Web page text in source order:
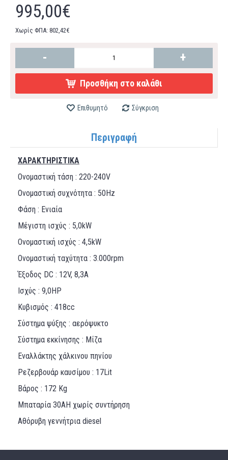
995,00€
Χωρίς ΦΠΑ: 802,42€
- +
Προσθήκη στο καλάθι
Επιθυμητό Σύγκριση
Περιγραφή
ΧΑΡΑΚΤΗΡΙΣΤΙΚΑ
Ονομαστική τάση : 220-240V
Ονομαστική συχνότητα : 50Hz
Φάση : Ενιαία
Μέγιστη ισχύς : 5,0kW
Ονομαστική ισχύς : 4,5kW
Ονομαστική ταχύτητα : 3.000rpm
Έξοδος DC : 12V, 8,3A
Ισχύς : 9,0HP
Κυβισμός : 418cc
Σύστημα ψύξης : αερόψυκτο
Σύστημα εκκίνησης : Μίζα
Εναλλάκτης χάλκινου πηνίου
Ρεζερβουάρ καυσίμου : 17Lit
Βάρος : 172 Κg
Μπαταρία 30AH χωρίς συντήρηση
Αθόρυβη γεννήτρια diesel